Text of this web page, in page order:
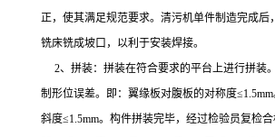
正，使其满足规范要求。清污机单件制造完成后
铣床铣成坡口，以利于安装焊接。
2、拼装：拼装在符合要求的平台上进行拼装
制形位误差。即：翼缘板对腹板的对称度
斜度≤1.5mm。构件拼装完毕，经过检验员复检